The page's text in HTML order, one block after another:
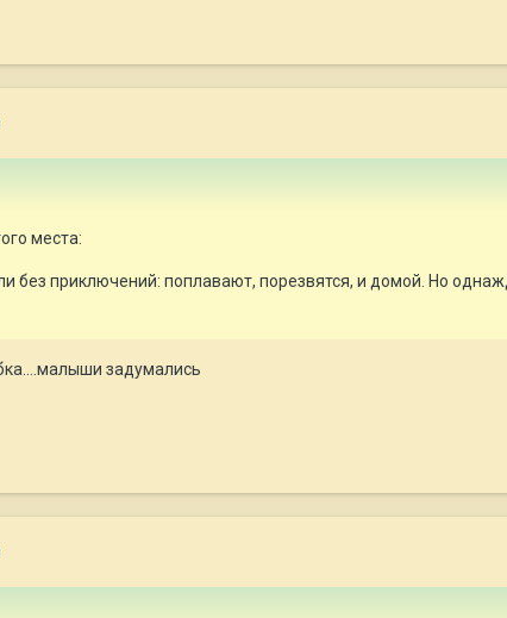
места:
без приключений: поплавают, порезвятся, и домой. Но
задумались